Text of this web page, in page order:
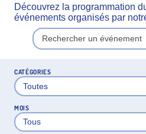
Découvrez la programmation
événements organisés par
CATÉGORIES
MOIS